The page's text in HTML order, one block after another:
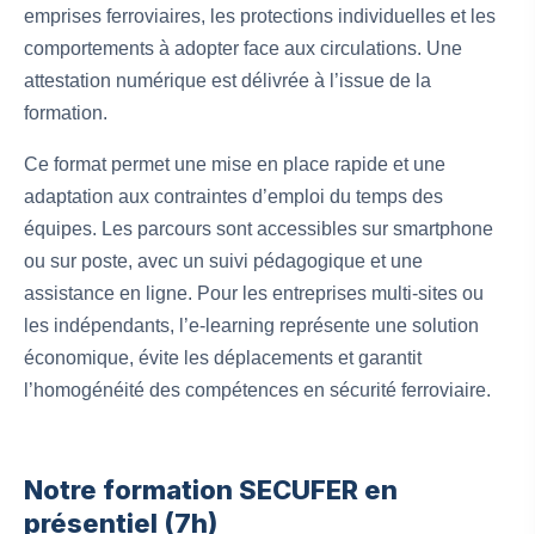
emprises ferroviaires, les protections individuelles et les
comportements à adopter face aux circulations. Une
attestation numérique est délivrée à l’issue de la
formation.
Ce format permet une mise en place rapide et une
adaptation aux contraintes d’emploi du temps des
équipes. Les parcours sont accessibles sur smartphone
ou sur poste, avec un suivi pédagogique et une
assistance en ligne. Pour les entreprises multi-sites ou
les indépendants, l’e-learning représente une solution
économique, évite les déplacements et garantit
l’homogénéité des compétences en sécurité ferroviaire.
Notre formation SECUFER en
présentiel (7h)